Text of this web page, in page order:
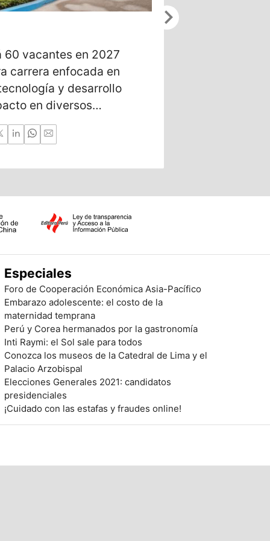
chevron_right
60 vacantes en 2027
carrera enfocada en
y desarrollo
en diversos
Especiales
Foro de Cooperación Económica Asia-Pacífico
Embarazo adolescente: el costo de la
maternidad temprana
Perú y Corea hermanados por la gastronomía
Inti Raymi: el Sol sale para todos
Conozca los museos de la Catedral de Lima y el
Palacio Arzobispal
Elecciones Generales 2021: candidatos
presidenciales
¡Cuidado con las estafas y fraudes online!